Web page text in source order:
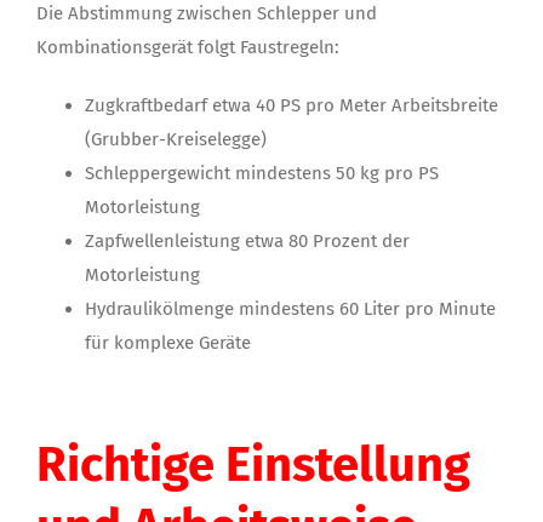
Die Abstimmung zwischen Schlepper und
Kombinationsgerät folgt Faustregeln:
Zugkraftbedarf etwa 40 PS pro Meter Arbeitsbreite
(Grubber-Kreiselegge)
Schleppergewicht mindestens 50 kg pro PS
Motorleistung
Zapfwellenleistung etwa 80 Prozent der
Motorleistung
Hydraulikölmenge mindestens 60 Liter pro Minute
für komplexe Geräte
Richtige Einstellung